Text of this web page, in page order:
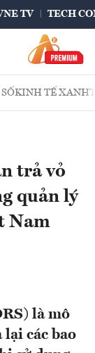
TV TECH
KINH TẾ XANH
trả vỏ
quản lý
Nam
là mô
các bao